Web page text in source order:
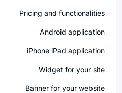
Pricing and functionalities
Android application
iPhone iPad application
Widget for your site
Banner for your website